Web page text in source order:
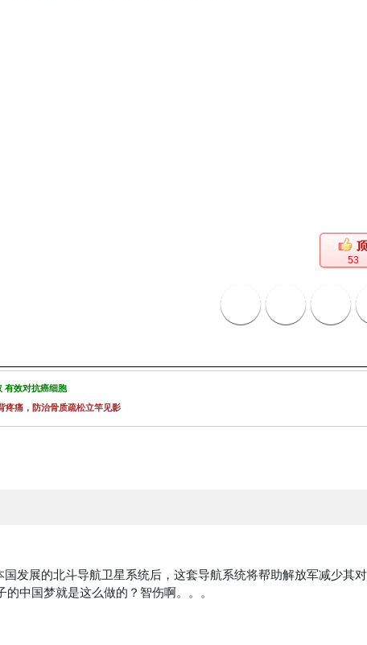
53
有效对抗癌细胞
疼痛，防治骨质疏松立竿见影
发展的北斗导航卫星系统后，这套导航系统将帮助解放军减少其
中国梦就是这么做的？智伤啊。。。